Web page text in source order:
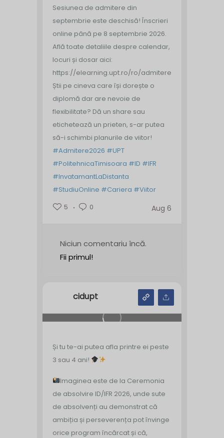
Sesiunea de admitere din
septembrie este deschisă! Înscrieri
online până pe 8 septembrie 2026.
Află toate detaliile despre calendar,
locuri și dosar aici:
https://elearning.upt.ro/ro/admitere/
Știi pe cineva care își dorește o
diplomă dar are nevoie de
flexibilitate? Dă un share sau
etichetează un prieten, s-ar putea
să-i schimbi planurile de viitor!
#Admitere2026 #UPT
#PolitehnicaTimisoara #ID #IFR
#InvatamantLaDistanta
#StudiuOnline #Cariera #Viitor
5
0 Aug 6
Niciun comentariu încă.
Fii primul!
cidupt
Și tu te-ai putea afla printre ei peste
3 sau 4 ani!
Imaginea este de la Ceremonia
de absolvire ID/IFR 2026, unde sute
de absolvenți au demonstrat că
ambiția și perseverența pot învinge
orice program încărcat și că,